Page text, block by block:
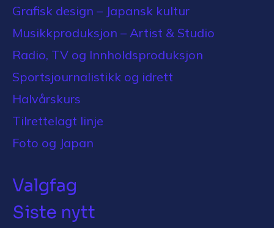
Grafisk design – Japansk kultur
Musikkproduksjon – Artist & Studio
Radio, TV og Innholdsproduksjon
Sportsjournalistikk og idrett
Halvårskurs
Tilrettelagt linje
Foto og Japan
Valgfag
Siste nytt